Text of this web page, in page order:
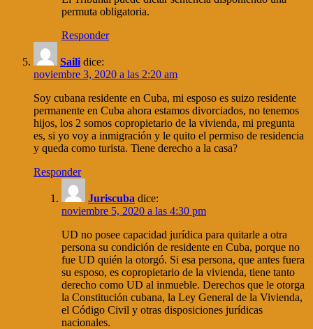
permuta obligatoria.
Responder
Saili dice:
noviembre 3, 2020 a las 2:20 am
Soy cubana residente en Cuba, mi esposo es suizo residente
permanente en Cuba ahora estamos divorciados, no tenemos
hijos, los 2 somos copropietario de la vivienda, mi pregunta
es, si yo voy a inmigración y le quito el permiso de residencia
y queda como turista. Tiene derecho a la casa?
Responder
Juriscuba dice:
noviembre 5, 2020 a las 4:30 pm
UD no posee capacidad jurídica para quitarle a otra
persona su condición de residente en Cuba, porque no
fue UD quién la otorgó. Si esa persona, que antes fuera
su esposo, es copropietario de la vivienda, tiene tanto
derecho como UD al inmueble. Derechos que le otorga
la Constitución cubana, la Ley General de la Vivienda,
el Código Civil y otras disposiciones jurídicas
nacionales.